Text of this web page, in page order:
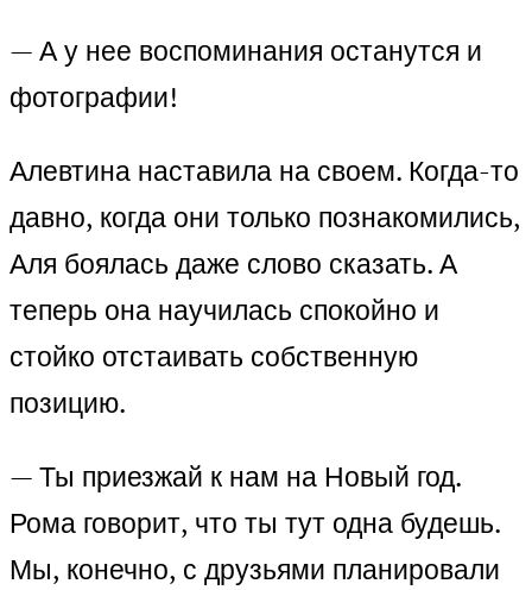
— А у нее воспоминания останутся и
фотографии!
Алевтина наставила на своем. Когда-то
давно, когда они только познакомились,
Аля боялась даже слово сказать. А
теперь она научилась спокойно и
стойко отстаивать собственную
позицию.
— Ты приезжай к нам на Новый год.
Рома говорит, что ты тут одна будешь.
Мы, конечно, с друзьями планировали